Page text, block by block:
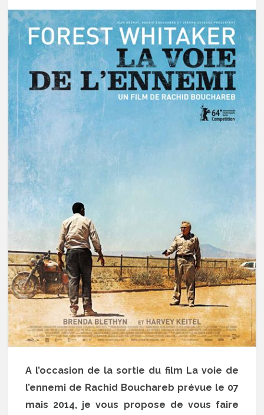
A l’occasion de la sortie du film La voie de
l’ennemi de Rachid Bouchareb prévue le 07
mais 2014, je vous propose de vous faire